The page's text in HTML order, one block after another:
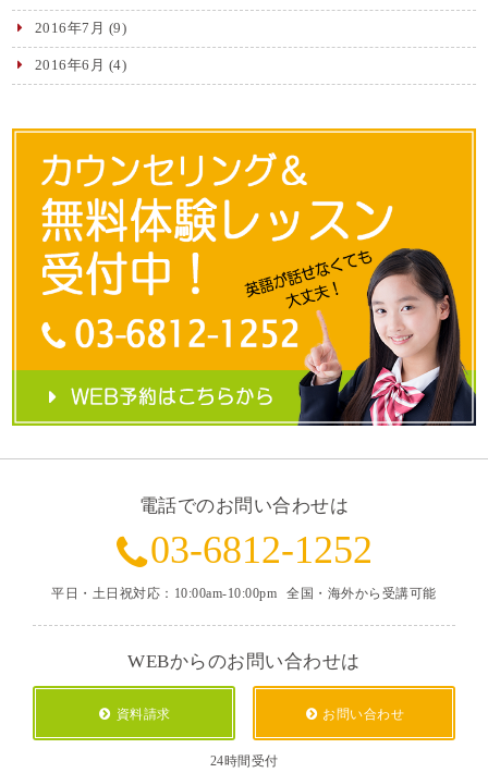
2016年7月 (9)
2016年6月 (4)
電話でのお問い合わせは
03-6812-1252
平日・土日祝対応：10:00am-10:00pm全国・海外から受講可能
WEBからのお問い合わせは
資料請求 お問い合わせ
24時間受付